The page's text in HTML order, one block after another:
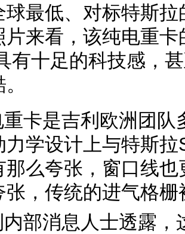
球最低、对标特斯
片来看，该纯电重
有十足的科技感，
卡是吉利欧洲团
力学设计上与特斯
那么夸张，窗口线
张，传统的进气格
部消息人士透露，